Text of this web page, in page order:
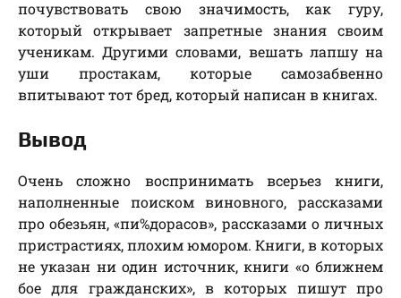
почувствовать свою значимость, как гуру,
который открывает запретные знания своим
ученикам. Другими словами, вешать лапшу на
уши простакам, которые самозабвенно
впитывают тот бред, который написан в книгах.
Вывод
Очень сложно воспринимать всерьез книги,
наполненные поиском виновного, рассказами
про обезьян, «пи%дорасов», рассказами о личных
пристрастиях, плохим юмором. Книги, в которых
не указан ни один источник, книги «о ближнем
бое для гражданских», в которых пишут про